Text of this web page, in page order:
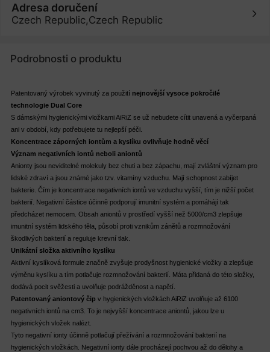
Adresa doručení
Czech Republic,Czech Republic
Podrobnosti o produktu
Patentovaný výrobek vyvinutý za použití nejnovější vysoce pokročilé
technologie Dual Core
S dámskými hygienickými vložkami AiRiZ se už nebudete cítit unavená a vyčerpaná
ani v období, kdy potřebujete tu nejlepší péči.
Koncentrace záporných iontům a kyslíku ovlivňuje hodně věcí
Význam negativních iontů neboli aniontů
Anionty jsou neviditelné molekuly bez chuti a bez zápachu, mají zvláštní význam pro
lidské zdraví a jsou známé jako tzv. vitamíny vzduchu. Mají schopnost zabíjet
bakterie. Čím je koncentrace negativních iontů ve vzduchu vyšší, tím je nižší počet
bakterií. Negativní částice účinně podporují imunitní systém a pomáhájí tak
předcházet nemocem. Obsah aniontů v prostředí vyšší než 5000/cm3 zlepšuje
imunitní systém lidského těla, působí proti vznikům zánětů a rozmnožování
škodlivých bakterií a reguluje krevní tlak.
Unikátní složka aktivního kyslíku
Aktivní kyslíková formule značně zvyšuje prodyšnost hygienické vložky a zlepšuje
výměnu kyslíku a tím potlačuje rozmnožování bakterií. Máta přidaná do této složky,
dodává pocit svěžesti a uvolňuje podrážděnost a napětí.
Patentovaný aniontový čip v hygienických vložkách AiRiZ uvolňuje až 6100
negativních iontů na cm3. To je nejvyšší koncentrace aniontů, jakou lze u
hygienických vložek nalézt.
Tyto negativní ionty účinně potlačují přežívání a rozmnožování bakterií na
hygienických vložkách. Negativní ionty dále procházejí pochvou až do dělohy a